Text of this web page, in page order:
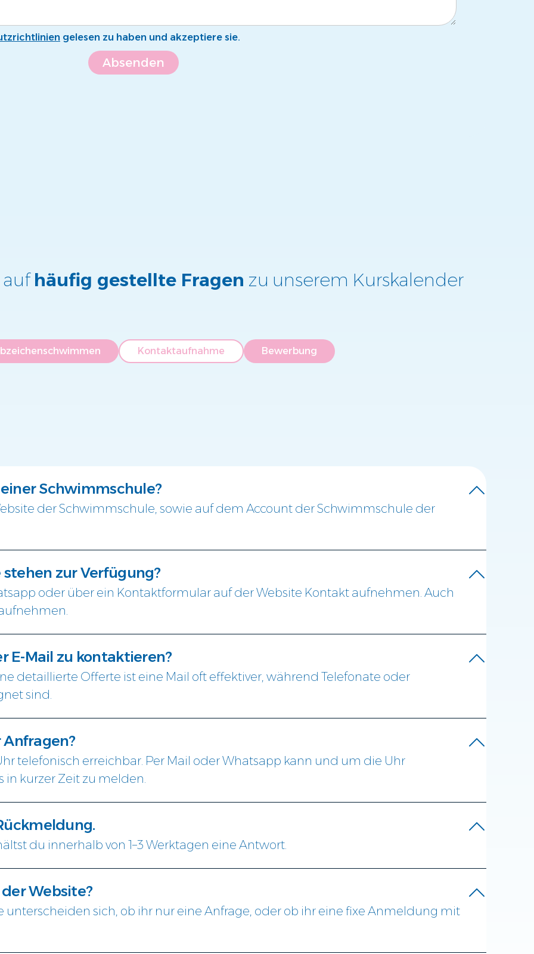
gelesen zu haben und akzeptiere sie.
häufig gestellte Fragen zu unserem Kurskalender
Kontaktaufnahme Bewerbung
Schwimmschule?
der Schwimmschule, sowie auf dem Account der Schwimmschule der
zur Verfügung?
oder über ein Kontaktformular auf der Website Kontakt aufnehmen. Auch
E-Mail zu kontaktieren?
detaillierte Offerte ist eine Mail oft effektiver, während Telefonate oder
sind.
telefonisch erreichbar. Per Mail oder Whatsapp kann und um die Uhr
in kurzer Zeit zu melden.
du innerhalb von 1–3 Werktagen eine Antwort.
Website?
unterscheiden sich, ob ihr nur eine Anfrage, oder ob ihr eine fixe Anmeldung mit